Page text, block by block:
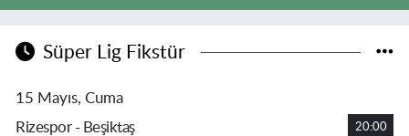
Süper Lig Fikstür
15 Mayıs, Cuma
Rizespor - Beşiktaş
20:00